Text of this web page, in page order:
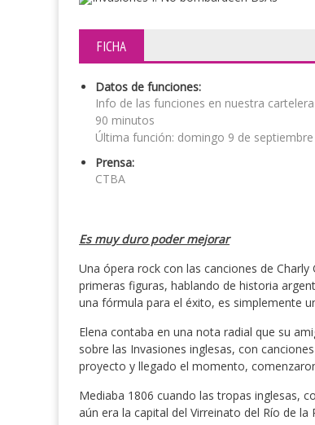
FICHA
Datos de funciones:
Info de las funciones en nuestra cartelera
90 minutos
Última función: domingo 9 de septiembre
Prensa:
CTBA
Es muy duro poder mejorar
Una ópera rock con las canciones de
primeras figuras, hablando de historia
una fórmula para el éxito, es simplemente
Elena contaba en una nota radial que su
sobre las Invasiones inglesas, con
proyecto y llegado el momento,
Mediaba 1806 cuando las tropas inglesas,
aún era la capital del Virreinato del Río de